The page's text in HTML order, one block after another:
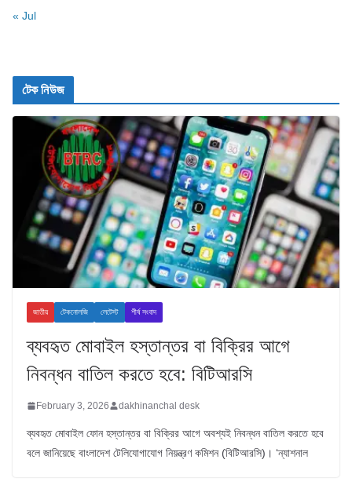
« Jul
টেক নিউজ
জাতীয় টেকনোলজি লেটেস্ট শীর্ষ সংবাদ
ব্যবহৃত মোবাইল হস্তান্তর বা বিক্রির আগে
নিবন্ধন বাতিল করতে হবে: বিটিআরসি
February 3, 2026 dakhinanchal desk
ব্যবহৃত মোবাইল ফোন হস্তান্তর বা বিক্রির আগে অবশ্যই নিবন্ধন বাতিল করতে হবে
বলে জানিয়েছে বাংলাদেশ টেলিযোগাযোগ নিয়ন্ত্রণ কমিশন (বিটিআরসি)। ‘ন্যাশনাল